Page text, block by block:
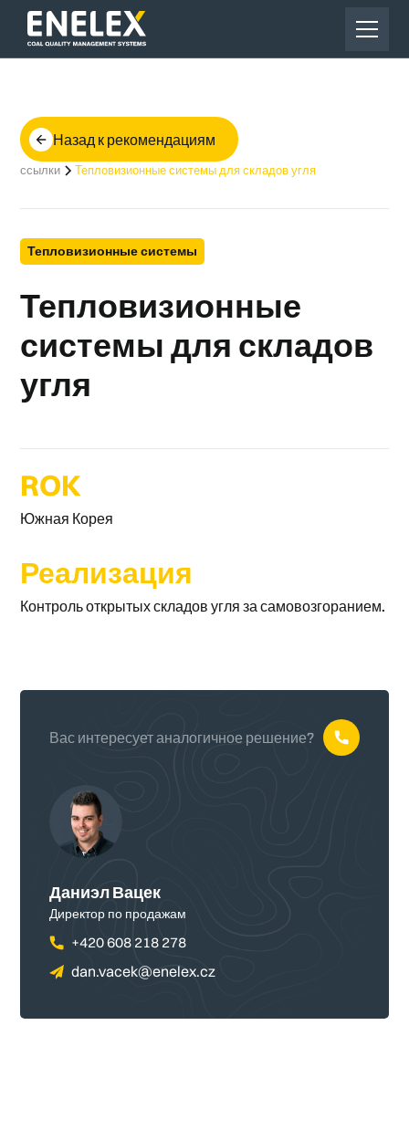
Назад к рекомендациям
ссылки Тепловизионные системы для складов угля
Тепловизионные системы
Тепловизионные
системы для складов
угля
ROK
Южная Корея
Реализация
Контроль открытых складов угля за самовозгоранием.
Вас интересует аналогичное решение?
Даниэл Вацек
Директор по продажам
+420 608 218 278
dan.vacek@enelex.cz